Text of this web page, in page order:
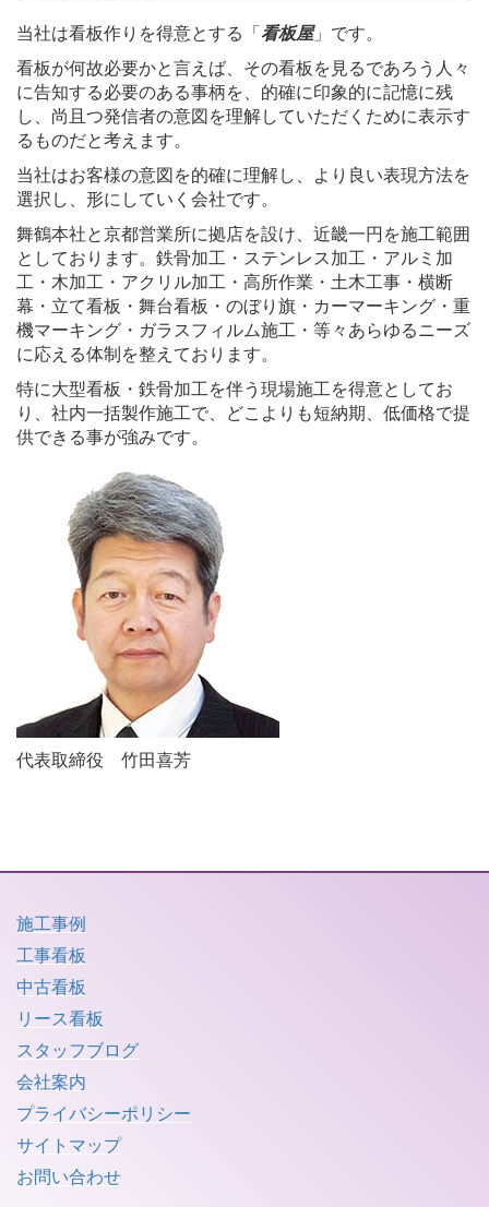
当社は看板作りを得意とする「 看板屋」です。
看板が何故必要かと言えば、その看板を見るであろう人々
に告知する必要のある事柄を、的確に印象的に記憶に残
し、尚且つ発信者の意図を理解していただくために表示す
るものだと考えます。
当社はお客様の意図を的確に理解し、より良い表現方法を
選択し、形にしていく会社です。
舞鶴本社と京都営業所に拠店を設け、近畿一円を施工範囲
としております。鉄骨加工・ステンレス加工・アルミ加
工・木加工・アクリル加工・高所作業・土木工事・横断
幕・立て看板・舞台看板・のぼり旗・カーマーキング・重
機マーキング・ガラスフィルム施工・等々あらゆるニーズ
に応える体制を整えております。
特に大型看板・鉄骨加工を伴う現場施工を得意としてお
り、社内一括製作施工で、どこよりも短納期、低価格で提
供できる事が強みです。
代表取締役 竹田喜芳
施工事例
工事看板
中古看板
リース看板
スタッフブログ
会社案内
プライバシーポリシー
サイトマップ
お問い合わせ